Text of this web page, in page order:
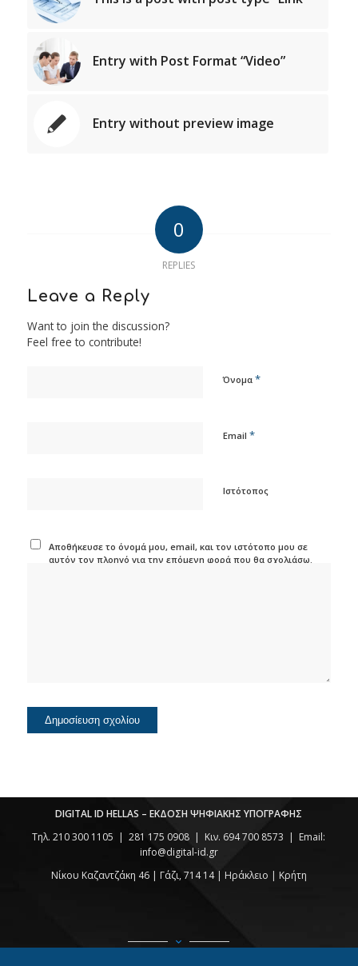
Entry with Post Format “Video”
Entry without preview image
0
REPLIES
Leave a Reply
Want to join the discussion?
Feel free to contribute!
Όνομα *
Email *
Ιστότοπος
Αποθήκευσε το όνομά μου, email, και τον ιστότοπο μου σε
αυτόν τον πλοηγό για την επόμενη φορά που θα σχολιάσω.
DIGITAL ID HELLAS – ΕΚΔΟΣΗ ΨΗΦΙΑΚΗΣ ΥΠΟΓΡΑΦΗΣ
Τηλ. 210 300 1105 | 281 175 0908 | Κιν. ​694 700 8573 | Email:
info@digital-id.gr
Νίκου Καζαντζάκη 46 | Γάζι, 714 14 | Ηράκλειο | Κρήτη